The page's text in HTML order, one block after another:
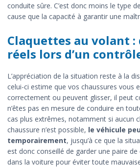
conduite sûre. C’est donc moins le type
cause que la capacité à garantir une
Claquettes au volant :
réels lors d’un
L’appréciation de la situation reste à la
celui-ci estime que vos chaussures vous
correctement ou peuvent glisser, il peut
n’êtes pas en mesure de conduire en
cas plus extrêmes, notamment si aucun
chaussure n’est possible, le véhicule
temporairement, jusqu’à ce que la
est donc conseillé de garder une paire
dans la voiture pour éviter toute